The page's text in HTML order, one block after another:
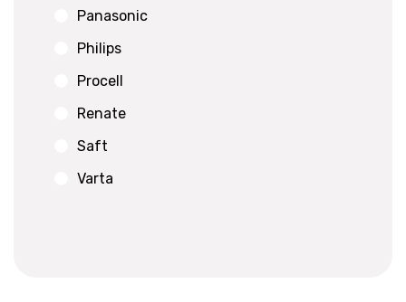
Panasonic
Philips
Procell
Renate
Saft
Varta